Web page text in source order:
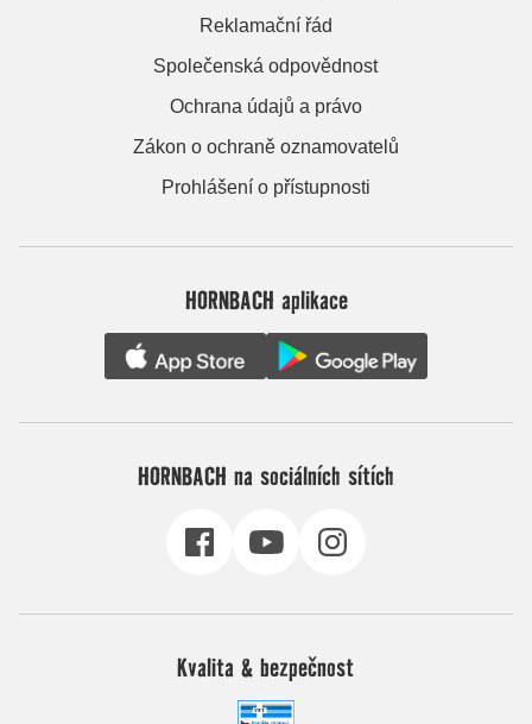
Reklamační řád
Společenská odpovědnost
Ochrana údajů a právo
Zákon o ochraně oznamovatelů
Prohlášení o přístupnosti
HORNBACH aplikace
HORNBACH na sociálních sítích
Kvalita & bezpečnost